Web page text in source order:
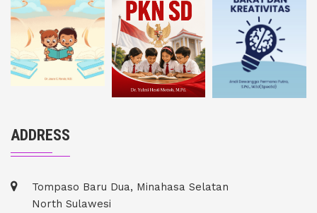
ADDRESS
Tompaso Baru Dua, Minahasa Selatan
North Sulawesi